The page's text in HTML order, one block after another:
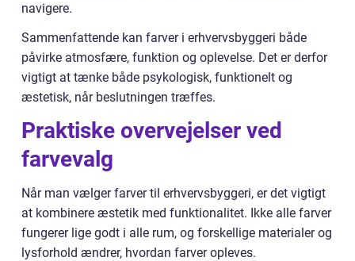
navigere.
Sammenfattende kan farver i erhvervsbyggeri både
påvirke atmosfære, funktion og oplevelse. Det er derfor
vigtigt at tænke både psykologisk, funktionelt og
æstetisk, når beslutningen træffes.
Praktiske overvejelser ved
farvevalg
Når man vælger farver til erhvervsbyggeri, er det vigtigt
at kombinere æstetik med funktionalitet. Ikke alle farver
fungerer lige godt i alle rum, og forskellige materialer og
lysforhold ændrer, hvordan farver opleves.